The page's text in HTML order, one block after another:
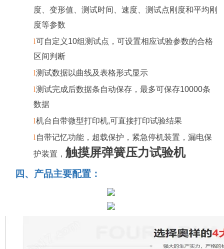
度、变形值、测试时间、速度、测试点刚度和平均刚
度等参数
l可自定义 10组测试点，可设置相应试验参数的合格
区间判断
l测试数据以曲线及表格形式显示
l测试完成后数据条自动保存，最多可保存10000条
数据
l机台自带微型打印机,可直接打印试验结果
l自带记忆功能， 超载保护，紧急停机装置，漏电保
护装置，触摸屏弹簧压力试验机
四 、 产品主要配置：